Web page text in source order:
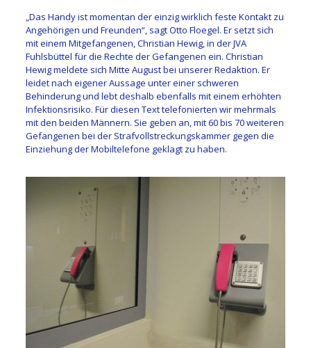
„Das Handy ist momentan der einzig wirklich feste Kontakt zu
Angehörigen und Freunden“, sagt Otto Floegel. Er setzt sich
mit einem Mitgefangenen, Christian Hewig, in der JVA
Fuhlsbüttel für die Rechte der Gefangenen ein. Christian
Hewig meldete sich Mitte August bei unserer Redaktion. Er
leidet nach eigener Aussage unter einer schweren
Behinderung und lebt deshalb ebenfalls mit einem erhöhten
Infektionsrisiko. Für diesen Text telefonierten wir mehrmals
mit den beiden Männern. Sie geben an, mit 60 bis 70 weiteren
Gefangenen bei der Strafvollstreckungskammer gegen die
Einziehung der Mobiltelefone geklagt zu haben.